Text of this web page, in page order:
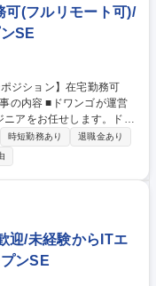
可(フルリモート可)/
SE
アをお任せします。ドワ
先職種に迷っている方は
と連携した、オールイン
プリ企画開発 ■「ニコニ
営業務や生徒指導を行う
ンクラブ運営サービス
配信できる「ニコニコチャ
境
時短勤務あり
退職金あり
迎/未経験からITエ
ンSE